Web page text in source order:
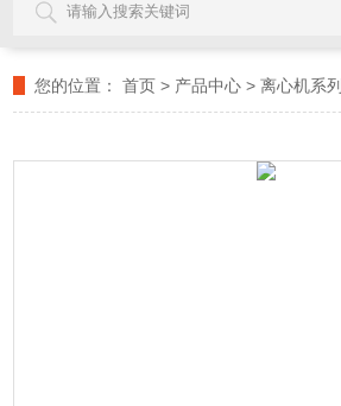
您的位置： 首页 > 产品中心 >离心机系列